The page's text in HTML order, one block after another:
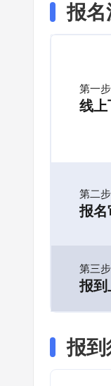
报名
第一步
线上
第二步
报名
第三步
报到
报到